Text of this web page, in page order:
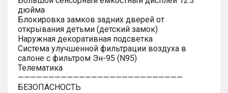
дюйма
Блокировка замков задних дверей от
открывания детьми (детский замок)
Наружная декоративная подсветка
Система улучшенной фильтрации воздуха в
салоне с фильтром Эн-95 (N95)
Телематика
———————————————————————————
БЕЗОПАСНОСТЬ